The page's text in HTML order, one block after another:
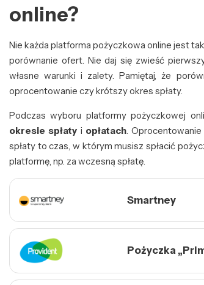
online?
Nie każda platforma pożyczkowa online jest
porównanie ofert. Nie daj się zwieść
własne warunki i zalety. Pamiętaj, że
oprocentowanie czy krótszy okres spłaty.
Podczas wyboru platformy pożyczkowej
okresie spłaty i opłatach.
spłaty to czas, w którym musisz spłacić
platformę, np. za wczesną spłatę.
Smartney
Pożyczka